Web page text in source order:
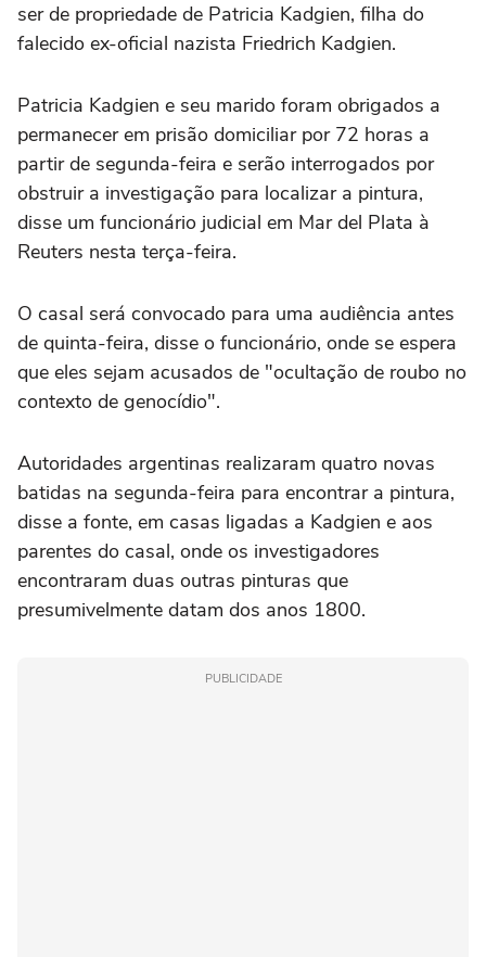
ser de propriedade de Patricia Kadgien, filha do
falecido ex-oficial nazista Friedrich Kadgien.
Patricia Kadgien e seu marido foram obrigados a
permanecer em prisão domiciliar por 72 horas a
partir de segunda-feira e serão interrogados por
obstruir a investigação para localizar a pintura,
disse um funcionário judicial em Mar del Plata à
Reuters nesta terça-feira.
O casal será convocado para uma audiência antes
de quinta-feira, disse o funcionário, onde se espera
que eles sejam acusados de "ocultação de roubo no
contexto de genocídio".
Autoridades argentinas realizaram quatro novas
batidas na segunda-feira para encontrar a pintura,
disse a fonte, em casas ligadas a Kadgien e aos
parentes do casal, onde os investigadores
encontraram duas outras pinturas que
presumivelmente datam dos anos 1800.
PUBLICIDADE